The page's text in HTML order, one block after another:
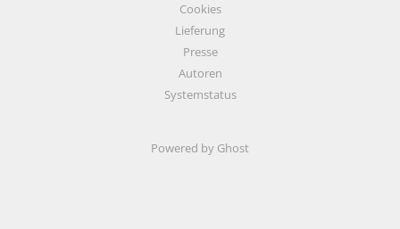
Cookies
Lieferung
Presse
Autoren
Systemstatus
Powered by Ghost